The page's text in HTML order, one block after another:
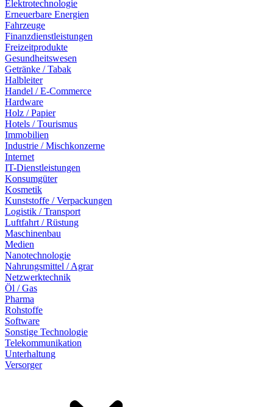
Elektrotechnologie
Erneuerbare Energien
Fahrzeuge
Finanzdienstleistungen
Freizeitprodukte
Gesundheitswesen
Getränke / Tabak
Halbleiter
Handel / E-Commerce
Hardware
Holz / Papier
Hotels / Tourismus
Immobilien
Industrie / Mischkonzerne
Internet
IT-Dienstleistungen
Konsumgüter
Kosmetik
Kunststoffe / Verpackungen
Logistik / Transport
Luftfahrt / Rüstung
Maschinenbau
Medien
Nanotechnologie
Nahrungsmittel / Agrar
Netzwerktechnik
Öl / Gas
Pharma
Rohstoffe
Software
Sonstige Technologie
Telekommunikation
Unterhaltung
Versorger